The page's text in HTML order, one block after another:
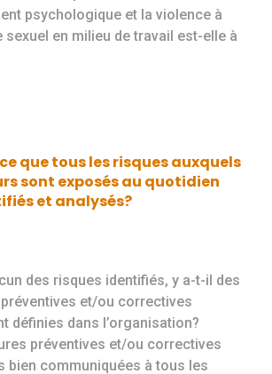
psychologique et la violence à
sexuel en milieu de travail est-elle à
que tousles risques auxquels
sont exposés au quotidien
et analysés?
des risques identifiés, y a-t-il des
et/ou correctives
définies dans l’organisation?
préventives et/ou correctives
bien communiquées à tous les